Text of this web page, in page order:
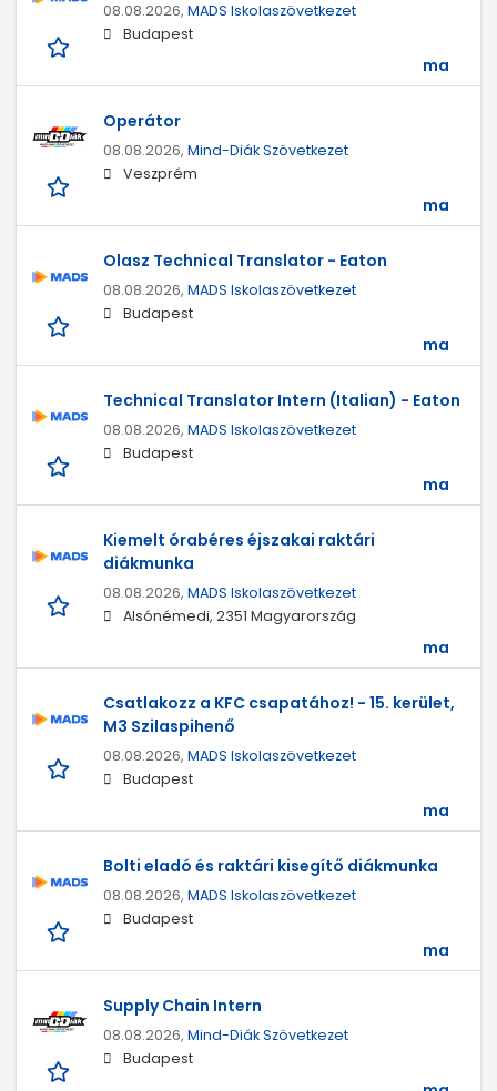
08.08.2026, MADS Iskolaszövetkezet
Budapest
ma
Operátor
08.08.2026, Mind-Diák Szövetkezet
Veszprém
ma
Olasz Technical Translator - Eaton
08.08.2026, MADS Iskolaszövetkezet
Budapest
ma
Technical Translator Intern (Italian) - Eaton
08.08.2026, MADS Iskolaszövetkezet
Budapest
ma
Kiemelt órabéres éjszakai raktári
diákmunka
08.08.2026, MADS Iskolaszövetkezet
Alsónémedi, 2351 Magyarország
ma
Csatlakozz a KFC csapatához! - 15. kerület,
M3 Szilaspihenő
08.08.2026, MADS Iskolaszövetkezet
Budapest
ma
Bolti eladó és raktári kisegítő diákmunka
08.08.2026, MADS Iskolaszövetkezet
Budapest
ma
Supply Chain Intern
08.08.2026, Mind-Diák Szövetkezet
Budapest